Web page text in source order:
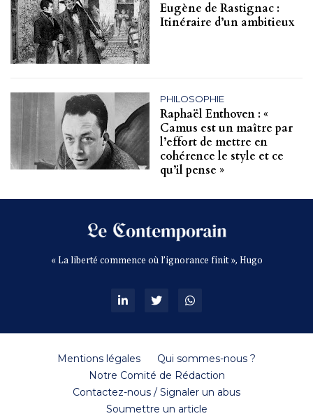
Eugène de Rastignac :
Itinéraire d’un ambitieux
PHILOSOPHIE
Raphaël Enthoven : «
Camus est un maître par
l’effort de mettre en
cohérence le style et ce
qu’il pense »
« La liberté commence où l’ignorance finit », Hugo
Mentions légales
Qui sommes-nous ?
Notre Comité de Rédaction
Contactez-nous / Signaler un abus
Soumettre un article